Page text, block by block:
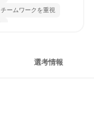
チームワークを重視
選考情報